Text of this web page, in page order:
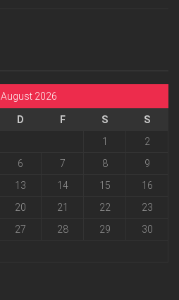
August 2026
D F S
S
1
2
6 7 8
9
13 14 15
16
20 21 22
23
27 28 29
30